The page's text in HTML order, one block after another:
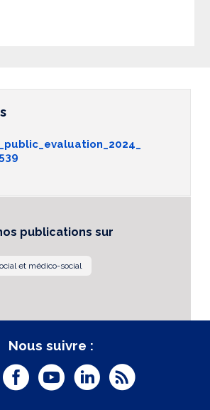
publications sur
et médico-social
Nous suivre :
F
Y
L
R